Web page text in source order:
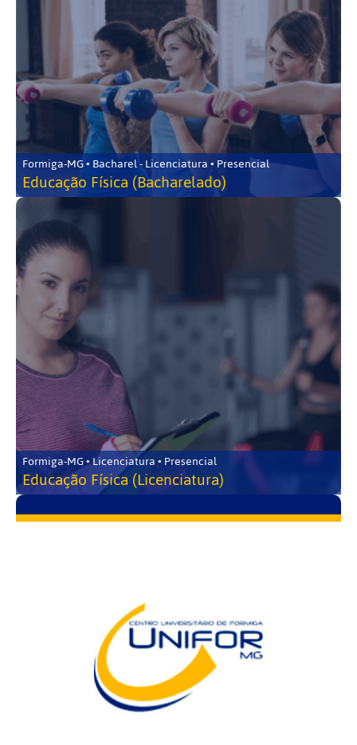
Formiga-MG • Bacharel - Licenciatura • Presencial
Educação Física (Bacharelado)
Formiga-MG • Licenciatura • Presencial
Educação Física (Licenciatura)